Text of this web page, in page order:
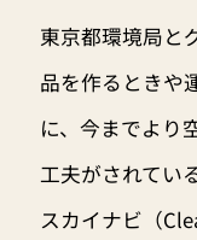
東京都環境局と
品を作るときや
に、今までより
工夫がされてい
スカイナビ（